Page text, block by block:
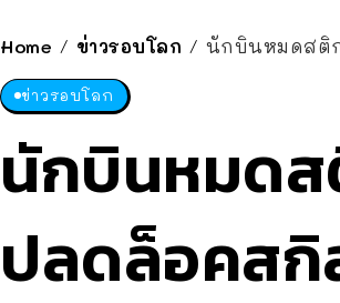
Home / ข่าวรอบโลก / นักบินหมดสติกลางอา
ข่าวรอบโลก
นักบินหมดส
ปลดล็อคสกิ